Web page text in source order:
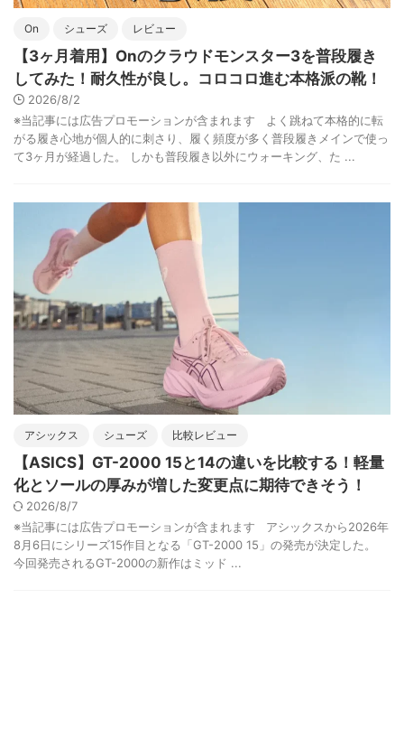
On シューズ レビュー
【3ヶ月着用】Onのクラウドモンスター3を普段履き
してみた！耐久性が良し。コロコロ進む本格派の靴！
2026/8/2
※当記事には広告プロモーションが含まれます よく跳ねて本格的に転
がる履き心地が個人的に刺さり、履く頻度が多く普段履きメインで使っ
て3ヶ月が経過した。 しかも普段履き以外にウォーキング、た ...
アシックス シューズ 比較レビュー
【ASICS】GT-2000 15と14の違いを比較する！軽量
化とソールの厚みが増した変更点に期待できそう！
2026/8/7
※当記事には広告プロモーションが含まれます アシックスから2026年
8月6日にシリーズ15作目となる「GT-2000 15」の発売が決定した。
今回発売されるGT-2000の新作はミッド ...